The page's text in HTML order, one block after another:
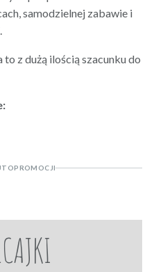
samodzielnej zabawie i
to z dużą ilością szacunku do